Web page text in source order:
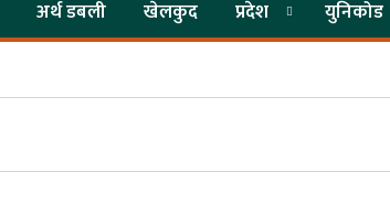
अर्थ डबली खेलकुद प्रदेश युनिकोड